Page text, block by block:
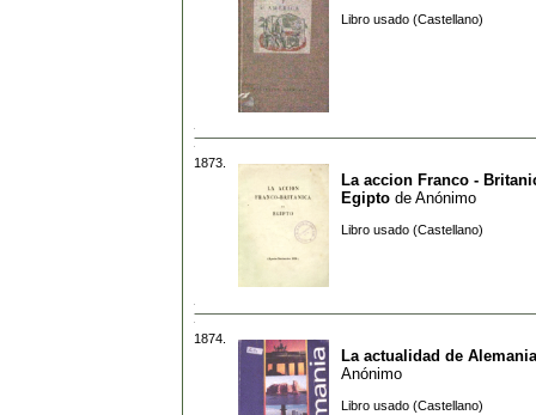
Libro usado (Castellano)
1873.
La accion Franco -
Egipto de Anónimo
Libro usado (Castellano)
1874.
La actualidad de Alemania
Anónimo
Libro usado (Castellano)